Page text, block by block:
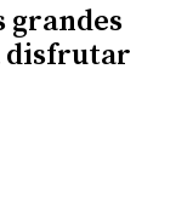
grandes
disfrutar